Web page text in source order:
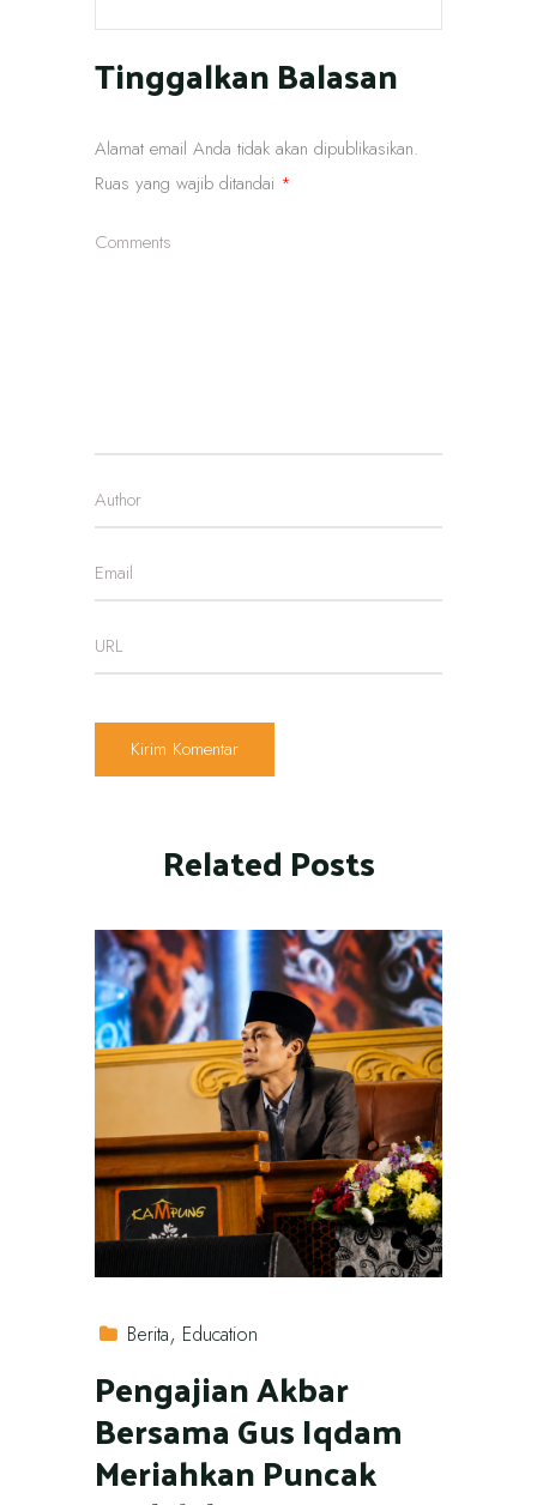
Tinggalkan Balasan
Alamat email Anda tidak akan dipublikasikan.
Ruas yang wajib ditandai *
Related Posts
Berita Education
Pengajian Akbar
Bersama Gus Iqdam
Meriahkan Puncak